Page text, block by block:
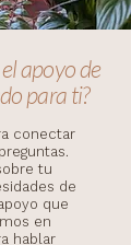
apoyo de
para ti?
conectar
tu
de
que
en
hablar